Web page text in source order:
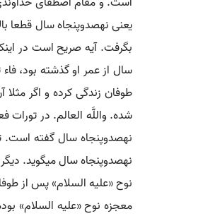
یعنی نهصدوپنجاه سال قطعا
بگرفت. آیه صریح است در
سال از عمر او گذشته بود،
طوفان زندگی کرده و اگر
شده. واللَّه العالم. در
نهصدوپنجاه سال گفته است.
نهصدوپنجاه سال می‏گوید.
نوح «علیه السلام» پس از
معجزه نوح «علیه السلام»